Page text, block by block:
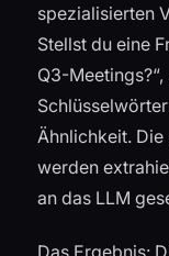
spezialisierten
Stellst du eine
Q3-
Ähnlichkeit.
werden
an das LLM
Das Ergebnis: